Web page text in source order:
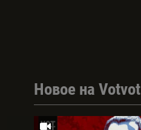
Новое на Votvot